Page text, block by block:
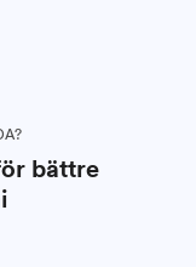
bättre